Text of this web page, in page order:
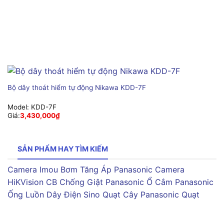
Bộ dây thoát hiểm tự động Nikawa KDD-7F
Model: KDD-7F
Giá:3,430,000₫
SẢN PHẨM HAY TÌM KIẾM
Camera Imou Bơm Tăng Áp Panasonic Camera
HiKVision CB Chống Giật Panasonic Ổ Cắm Panasonic
Ống Luồn Dây Điện Sino Quạt Cây Panasonic Quạt